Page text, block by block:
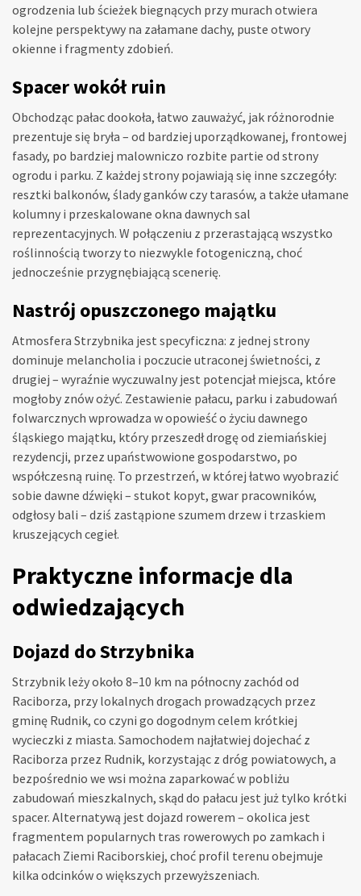
ogrodzenia lub ścieżek biegnących przy murach otwiera
kolejne perspektywy na załamane dachy, puste otwory
okienne i fragmenty zdobień.
Spacer wokół ruin
Obchodząc pałac dookoła, łatwo zauważyć, jak różnorodnie
prezentuje się bryła – od bardziej uporządkowanej, frontowej
fasady, po bardziej malowniczo rozbite partie od strony
ogrodu i parku. Z każdej strony pojawiają się inne szczegóły:
resztki balkonów, ślady ganków czy tarasów, a także ułamane
kolumny i przeskalowane okna dawnych sal
reprezentacyjnych. W połączeniu z przerastającą wszystko
roślinnością tworzy to niezwykle fotogeniczną, choć
jednocześnie przygnębiającą scenerię.
Nastrój opuszczonego majątku
Atmosfera Strzybnika jest specyficzna: z jednej strony
dominuje melancholia i poczucie utraconej świetności, z
drugiej – wyraźnie wyczuwalny jest potencjał miejsca, które
mogłoby znów ożyć. Zestawienie pałacu, parku i zabudowań
folwarcznych wprowadza w opowieść o życiu dawnego
śląskiego majątku, który przeszedł drogę od ziemiańskiej
rezydencji, przez upaństwowione gospodarstwo, po
współczesną ruinę. To przestrzeń, w której łatwo wyobrazić
sobie dawne dźwięki – stukot kopyt, gwar pracowników,
odgłosy bali – dziś zastąpione szumem drzew i trzaskiem
kruszejących cegieł.
Praktyczne informacje dla
odwiedzających
Dojazd do Strzybnika
Strzybnik leży około 8–10 km na północny zachód od
Raciborza, przy lokalnych drogach prowadzących przez
gminę Rudnik, co czyni go dogodnym celem krótkiej
wycieczki z miasta. Samochodem najłatwiej dojechać z
Raciborza przez Rudnik, korzystając z dróg powiatowych, a
bezpośrednio we wsi można zaparkować w pobliżu
zabudowań mieszkalnych, skąd do pałacu jest już tylko krótki
spacer. Alternatywą jest dojazd rowerem – okolica jest
fragmentem popularnych tras rowerowych po zamkach i
pałacach Ziemi Raciborskiej, choć profil terenu obejmuje
kilka odcinków o większych przewyższeniach.